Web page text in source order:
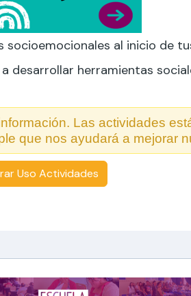
al inicio de
desarrollar herramientas
Las actividades
que nos ayudará a mejorar
Uso Actividades